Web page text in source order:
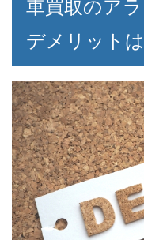
車買取のア
デメリット